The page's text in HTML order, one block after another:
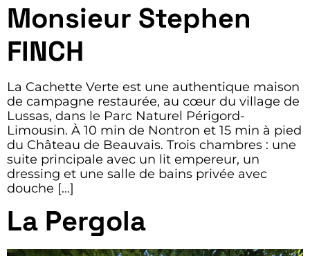
Monsieur Stephen
FINCH
La Cachette Verte est une authentique maison
de campagne restaurée, au cœur du village de
Lussas, dans le Parc Naturel Périgord-
Limousin. À 10 min de Nontron et 15 min à pied
du Château de Beauvais. Trois chambres : une
suite principale avec un lit empereur, un
dressing et une salle de bains privée avec
douche […]
La Pergola